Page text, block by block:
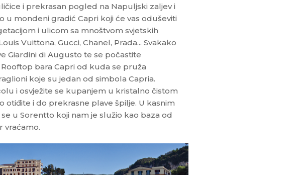
i prekrasan pogled na Napuljski zaljev i
u mondeni gradić Capri koji će vas oduševiti
i ulicom sa mnoštvom svjetskih
Vuittona, Gucci, Chanel, Prada... Svakako
Giardini di Augusto te se počastite
bara Capri od kuda se pruža
koje su jedan od simbola Capria.
i osvježite se kupanjem u kristalno čistom
otiđite i do prekrasne plave špilje. U kasnim
u Sorentto koji nam je služio kao baza od
vraćamo.